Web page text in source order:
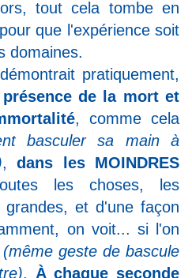
tout cela tombe en
que l'expérience soit
domaines.
pratiquement,
présence de la mort et
, comme cela
basculer sa main à
,dans les MOINDRES
les choses, les
et d'une façon
on voit... si l'on
(même geste de bascule
. À chaque seconde